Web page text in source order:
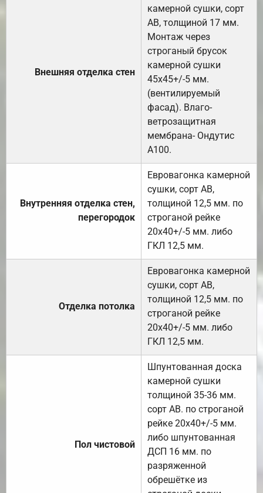
Внешняя отделка стен
камерной сушки, сорт
АВ, толщиной 17 мм.
Монтаж через
строганый брусок
камерной сушки
45х45+/-5 мм.
(вентилируемый
фасад). Влаго-
ветрозащитная
мембрана- Ондутис
А100.
Внутренняя отделка стен,
перегородок
Евровагонка камерной
сушки, сорт АВ,
толщиной 12,5 мм. по
строганой рейке
20х40+/-5 мм. либо
ГКЛ 12,5 мм.
Отделка потолка
Евровагонка камерной
сушки, сорт АВ,
толщиной 12,5 мм. по
строганой рейке
20х40+/-5 мм. либо
ГКЛ 12,5 мм.
Пол чистовой
Шпунтованная доска
камерной сушки
толщиной 35-36 мм.
сорт АВ. по строганой
рейке 20х40+/-5 мм.
либо шпунтованная
ДСП 16 мм. по
разряженной
обрешётке из